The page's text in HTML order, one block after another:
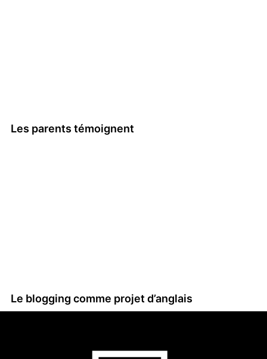
Les parents témoignent
Le blogging comme projet d’anglais